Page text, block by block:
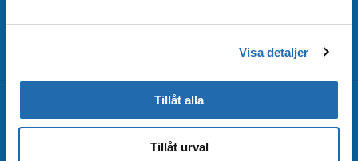
Visa detaljer
Tillåt alla
Tillåt urval
Kontakta oss